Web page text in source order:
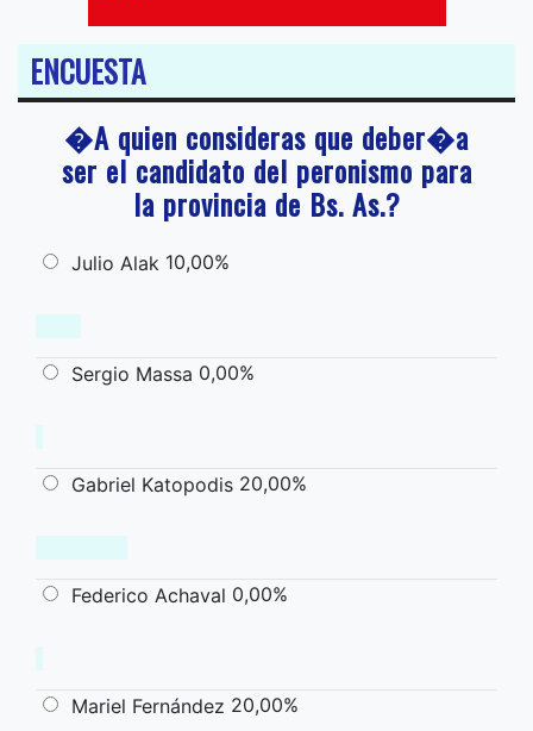
ENCUESTA
�A quien consideras que deber�a
ser el candidato del peronismo para
la provincia de Bs. As.?
Julio Alak 10,00%
Sergio Massa 0,00%
Gabriel Katopodis 20,00%
Federico Achaval 0,00%
Mariel Fernández 20,00%